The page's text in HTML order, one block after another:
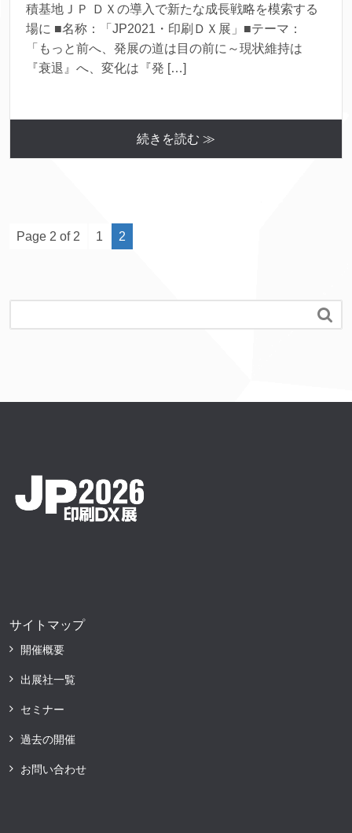
積基地ＪＰ ＤＸの導入で新たな成長戦略を模索する
場に ■名称：「JP2021・印刷ＤＸ展」■テーマ：
「もっと前へ、発展の道は目の前に～現状維持は
『衰退』へ、変化は『発 […]
続きを読む ≫
Page 2 of 2 1 2

サイトマップ
開催概要
出展社一覧
セミナー
過去の開催
お問い合わせ